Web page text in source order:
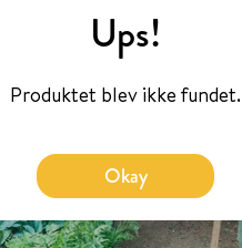
Ups!
Produktet blev ikke fundet.
Okay